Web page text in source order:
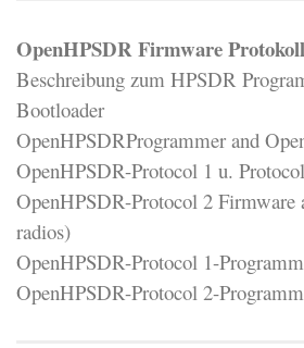
OpenHPSDR Firmware
Beschreibung zum HPSDR
Bootloader
OpenHPSDRProgrammer and
OpenHPSDR-Protocol 1 u.
OpenHPSDR-Protocol 2 Firmware
radios)
OpenHPSDR-Protocol 1-
OpenHPSDR-Protocol 2-